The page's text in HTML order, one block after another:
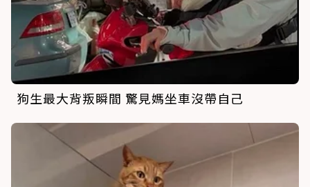
狗生最大背叛瞬間 驚見媽坐車沒帶自己